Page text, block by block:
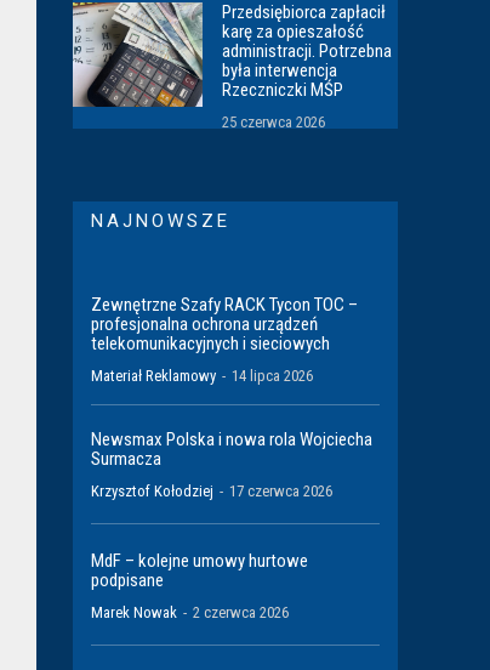
Przedsiębiorca zapłacił
karę za opieszałość
administracji. Potrzebna
była interwencja
Rzeczniczki MŚP
25 czerwca 2026
NAJNOWSZE
Zewnętrzne Szafy RACK Tycon TOC –
profesjonalna ochrona urządzeń
telekomunikacyjnych i sieciowych
Materiał Reklamowy - 14 lipca 2026
Newsmax Polska i nowa rola Wojciecha
Surmacza
Krzysztof Kołodziej - 17 czerwca 2026
MdF – kolejne umowy hurtowe
podpisane
Marek Nowak - 2 czerwca 2026